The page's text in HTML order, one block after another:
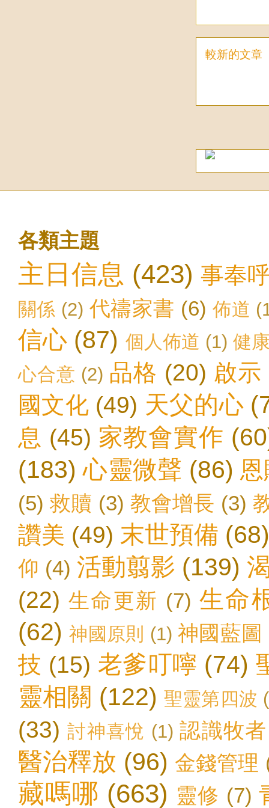
較新的文章
各類主題
主日信息 (423) 事奉
關係 (2) 代禱家書 (6) 佈道
信心 (87) 個人佈道 (1) 健
心合意 (2) 品格 (20) 啟示
國文化 (49) 天父的心
息 (45) 家教會實作
(183) 心靈微聲 (86)
(5) 救贖 (3) 教會增長 (3)
讚美 (49) 末世預備
仰 (4) 活動翦影 (139)
(22) 生命更新 (7) 生命
(62) 神國原則 (1) 神國藍圖
技 (15) 老爹叮嚀 (74)
靈相關 (122) 聖靈第四波
(33) 討神喜悅 (1) 認識牧者
醫治釋放 (96) 金錢管理
藏嗎哪 (663) 靈修 (7)